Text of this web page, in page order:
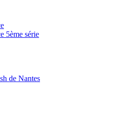
5ème série
de Nantes